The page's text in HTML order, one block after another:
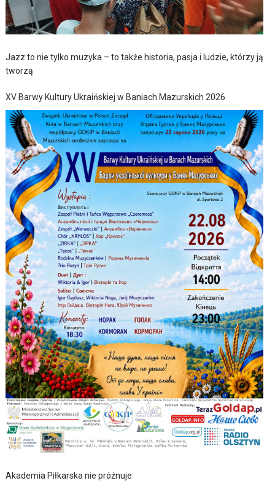
Jazz to nie tylko muzyka – to także historia, pasja i ludzie, którzy ją
tworzą
XV Barwy Kultury Ukraińskiej w Baniach Mazurskich 2026
Akademia Piłkarska nie próżnuje